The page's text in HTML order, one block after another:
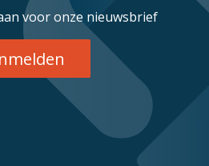
voor onze nieuwsbrief